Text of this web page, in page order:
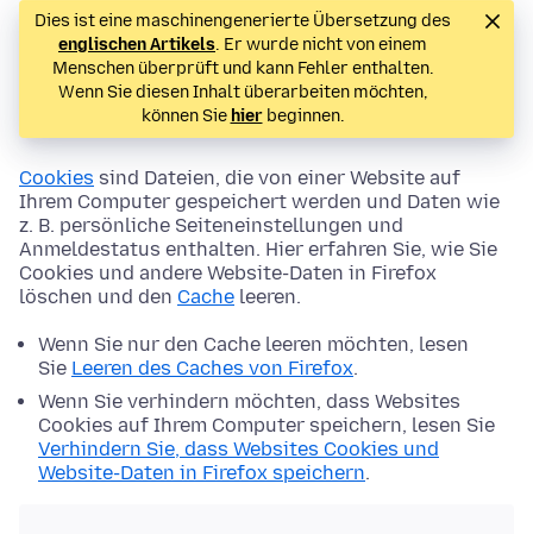
Dies ist eine maschinengenerierte Übersetzung des
englischen Artikels. Er wurde nicht von einem
Menschen überprüft und kann Fehler enthalten.
Wenn Sie diesen Inhalt überarbeiten möchten,
können Sie hierbeginnen.
Cookies sind Dateien, die von einer Website auf
Ihrem Computer gespeichert werden und Daten wie
z. B. persönliche Seiteneinstellungen und
Anmeldestatus enthalten. Hier erfahren Sie, wie Sie
Cookies und andere Website-Daten in Firefox
löschen und den Cache leeren.
Wenn Sie nur den Cache leeren möchten, lesen
Sie Leeren des Caches von Firefox.
Wenn Sie verhindern möchten, dass Websites
Cookies auf Ihrem Computer speichern, lesen Sie
Verhindern Sie, dass Websites Cookies und
Website-Daten in Firefox speichern.